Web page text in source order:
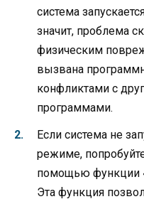
система
значит, проблема
физическим
вызвана
конфликтами с
программами.
Если система не
режиме,
помощью функции
Эта функция